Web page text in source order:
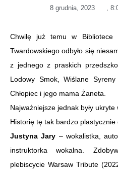
8 grudnia, 2023
Chwilę już temu w Bibliotece
Twardowskiego odbyło się
z jednego z praskich
Lodowy Smok, Wiślane
Chłopiec i jego mama Żaneta.
Najważniejsze jednak były
Historię tę tak bardzo plastycznie
Justyna Jary – wokalistka,
instruktorka wokalna.
plebiscycie Warsaw Tribute